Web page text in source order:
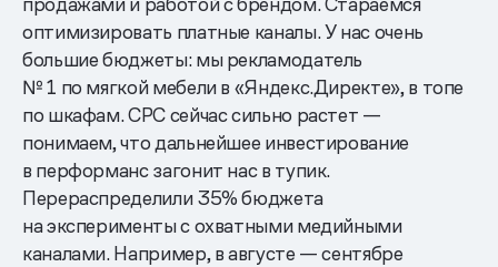
оптимизировать платные каналы. У нас очень
большие бюджеты: мы рекламодатель
№ 1 по мягкой мебели в «Яндекс.Директе», в топе
по шкафам. CPC сейчас сильно растет —
понимаем, что дальнейшее инвестирование
в перформанс загонит нас в тупик.
Перераспределили 35% бюджета
на эксперименты с охватными медийными
каналами. Например, в августе — сентябре